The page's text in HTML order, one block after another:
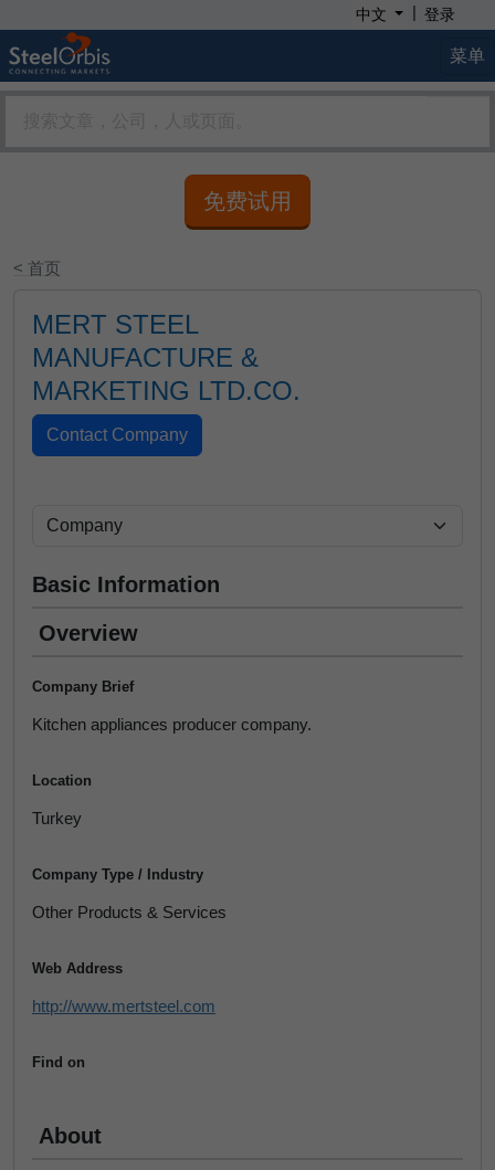
中文 | 登录
菜单
免费试用
< 首页
MERT STEEL
MANUFACTURE &
MARKETING LTD.CO.
Basic Information
Overview
Company Brief
Kitchen appliances producer company.
Location
Turkey
Company Type / Industry
Other Products & Services
Web Address
http://www.mertsteel.com
Find on
About